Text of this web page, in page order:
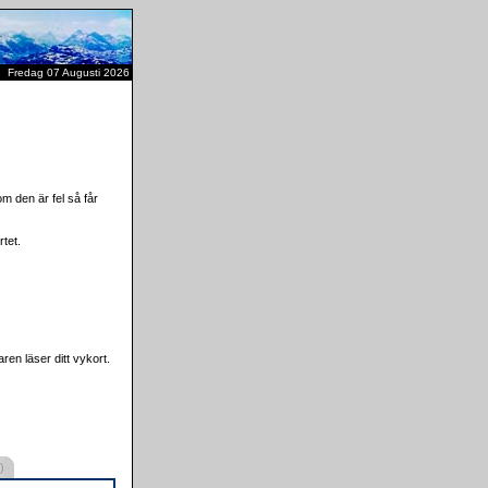
Fredag 07 Augusti 2026
den är fel så får
läser ditt vykort.